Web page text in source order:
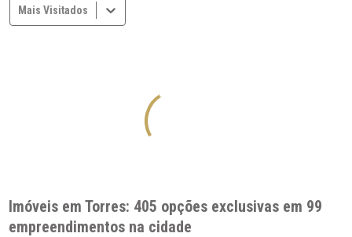
Mais Visitados
Imóveis em Torres: 405 opções exclusivas em 99
empreendimentos na cidade